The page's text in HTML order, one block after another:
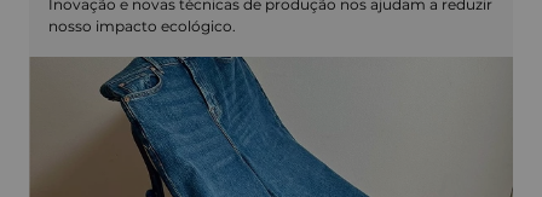
Inovação e novas técnicas de produção nos ajudam a reduzir
nosso impacto ecológico.